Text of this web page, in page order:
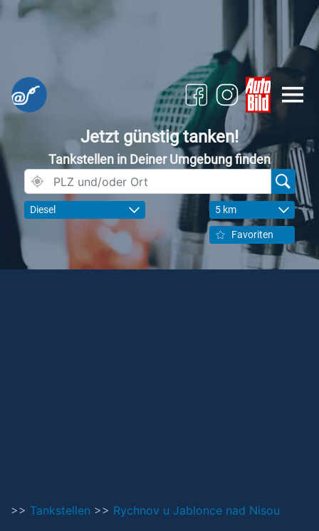
Jetzt günstig tanken!
Tankstellen in Deiner Umgebung finden
Diesel 5 km
Favoriten
>> Tankstellen >> Rychnov u Jablonce nad Nisou